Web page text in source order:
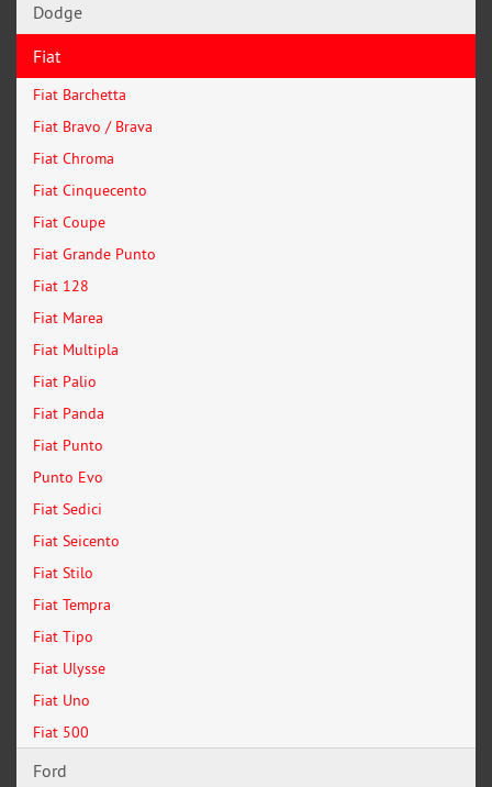
Dodge
Fiat
Fiat Barchetta
Fiat Bravo / Brava
Fiat Chroma
Fiat Cinquecento
Fiat Coupe
Fiat Grande Punto
Fiat 128
Fiat Marea
Fiat Multipla
Fiat Palio
Fiat Panda
Fiat Punto
Punto Evo
Fiat Sedici
Fiat Seicento
Fiat Stilo
Fiat Tempra
Fiat Tipo
Fiat Ulysse
Fiat Uno
Fiat 500
Ford